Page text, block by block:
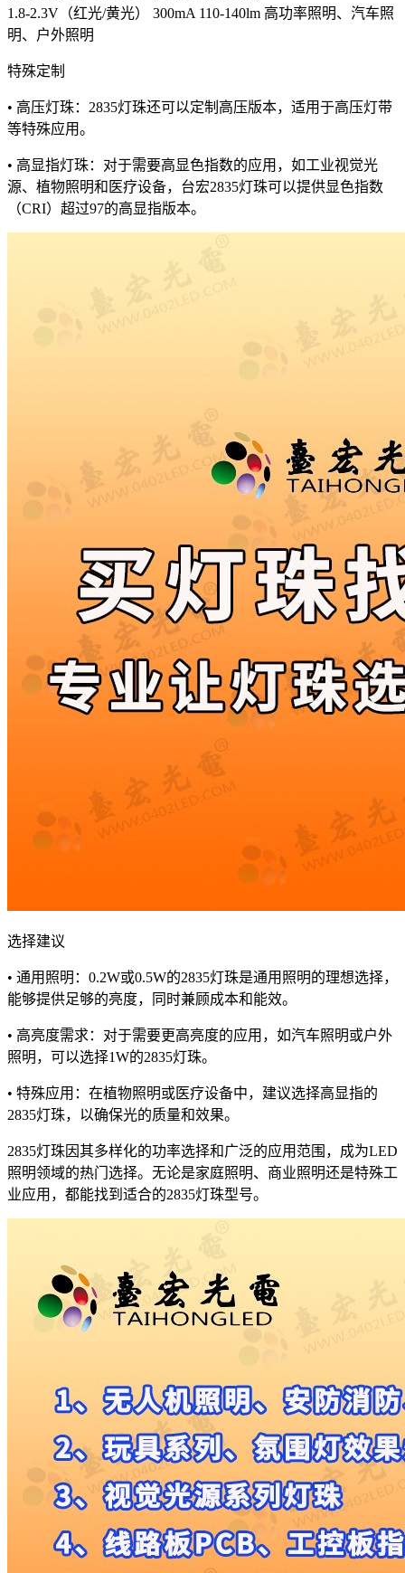
1.8-2.3V（红光/黄光） 300mA 110-140lm 高功率照明、汽车照
明、户外照明
特殊定制
• 高压灯珠：2835灯珠还可以定制高压版本，适用于高压灯带
等特殊应用。
• 高显指灯珠：对于需要高显色指数的应用，如工业视觉光
源、植物照明和医疗设备，台宏2835灯珠可以提供显色指数
（CRI）超过97的高显指版本。
选择建议
• 通用照明：0.2W或0.5W的2835灯珠是通用照明的理想选择，
能够提供足够的亮度，同时兼顾成本和能效。
• 高亮度需求：对于需要更高亮度的应用，如汽车照明或户外
照明，可以选择1W的2835灯珠。
• 特殊应用：在植物照明或医疗设备中，建议选择高显指的
2835灯珠，以确保光的质量和效果。
2835灯珠因其多样化的功率选择和广泛的应用范围，成为LED
照明领域的热门选择。无论是家庭照明、商业照明还是特殊工
业应用，都能找到适合的2835灯珠型号。